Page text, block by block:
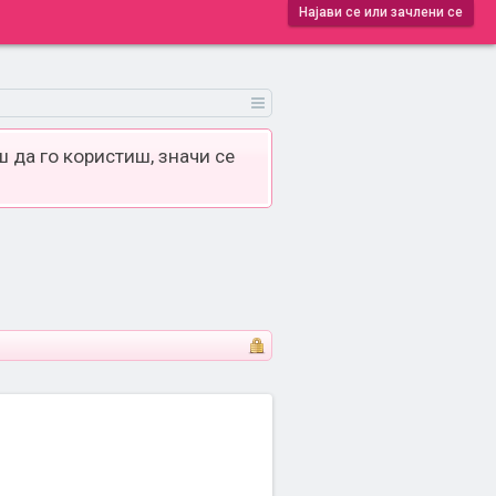
Најави се или зачлени се
го користиш, значи се